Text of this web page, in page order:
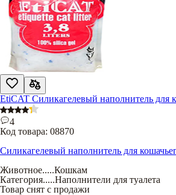
EtiCAT Силикагелевый наполнитель для
4
Код товара: 08870
Силикагелевый наполнитель для
Животное.....Кошкам
Категория.....Наполнители для туалета
Товар снят с продажи